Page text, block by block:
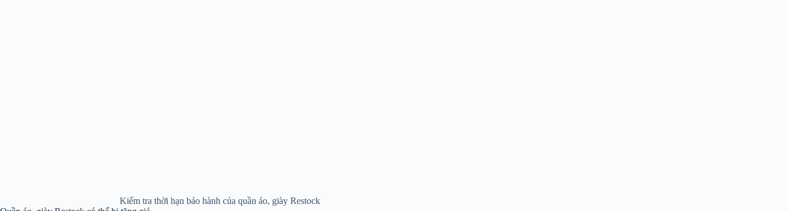
Kiểm tra thời hạn bảo hành của quần áo, giày Restock